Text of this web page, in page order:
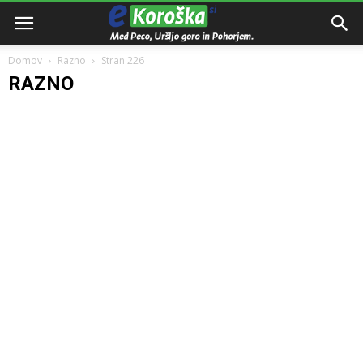
Domov Razno Stran 226
RAZNO